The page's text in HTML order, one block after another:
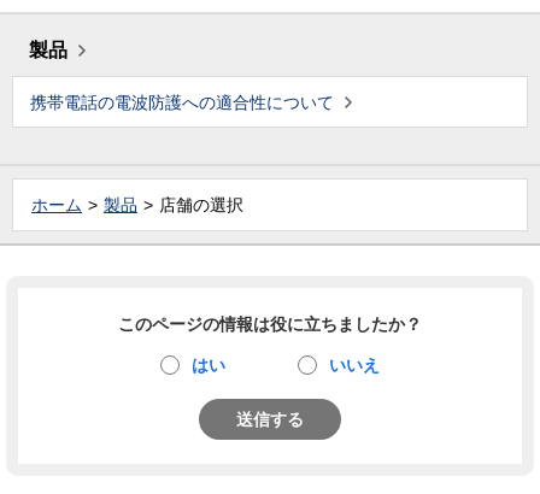
製品
携帯電話の電波防護への適合性について
ホーム 製品 店舗の選択
このページの情報は役に立ちましたか？
はい いいえ
送信する